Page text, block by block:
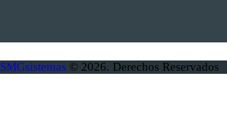
SMGsistemas © 2026. Derechos Reservados